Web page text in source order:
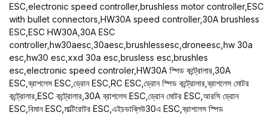
ESC,electronic speed controller,brushless motor controller,ESC
with bullet connectors,HW30A speed controller,30A brushless
ESC,ESC HW30A,30A ESC
controller,hw30aesc,30aesc,brushlessesc,droneesc,hw 30a
esc,hw30 esc,xxd 30a esc,brusless esc,brushles
esc,electronic speed controler,HW30A স্পিড কন্ট্রোলার,30A
ESC,ব্রাশলেস ESC,ড্রোন ESC,RC ESC,ড্রোন স্পিড কন্ট্রোলার,ব্রাশলেস মোটর
কন্ট্রোলার,ESC কন্ট্রোলার,30A ব্রাশলেস ESC,ড্রোন মোটর ESC,আরসি ড্রোন
ESC,বিমান ESC,মাল্টিরোটর ESC,এইচডাব্লিউ30এ ESC,ব্রাশলেস স্পিড